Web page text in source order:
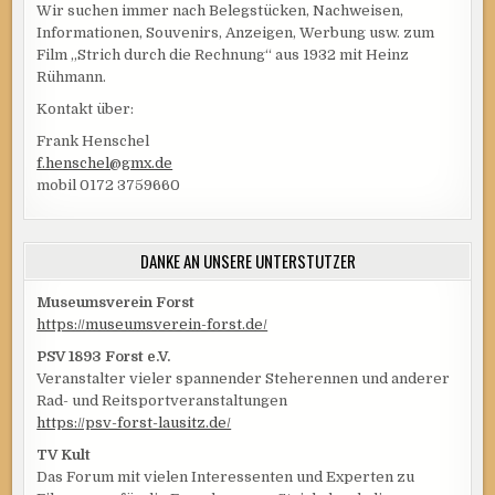
Wir suchen immer nach Belegstücken, Nachweisen,
Informationen, Souvenirs, Anzeigen, Werbung usw. zum
Film „Strich durch die Rechnung“ aus 1932 mit Heinz
Rühmann.
Kontakt über:
Frank Henschel
f.henschel@gmx.de
mobil 0172 3759660
DANKE AN UNSERE UNTERSTÜTZER
Museumsverein Forst
https://museumsverein-forst.de/
PSV 1893 Forst e.V.
Veranstalter vieler spannender Steherennen und anderer
Rad- und Reitsportveranstaltungen
https://psv-forst-lausitz.de/
TV Kult
Das Forum mit vielen Interessenten und Experten zu